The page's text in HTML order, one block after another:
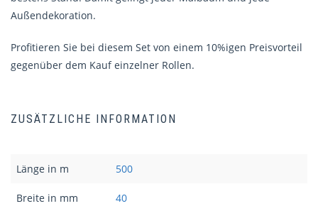
Außendekoration.
Profitieren Sie bei diesem Set von einem 10%igen Preisvorteil
gegenüber dem Kauf einzelner Rollen.
ZUSÄTZLICHE INFORMATION
Länge in m 500
Breite in mm 40